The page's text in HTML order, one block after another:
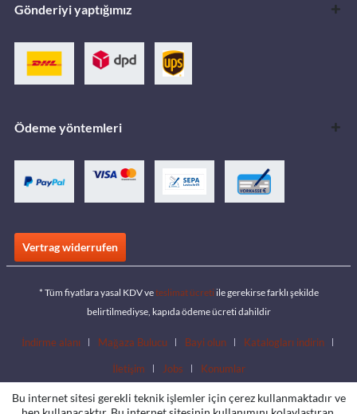
Gönderiyi yaptığımız
Ödeme yöntemleri
Vertrag widerrufen
* Tüm fiyatlara yasal KDV veteslimat ücreti ile gerekirse farklı şekilde
belirtilmediyse, kapıda ödeme ücreti dahildir
İndirme alanı Mağaza Bulucu Bayi olun Katalogları indirin
İletişim Jobs Konumlar
Bu internet sitesi gerekli teknik işlemler için çerez kullanmaktadır ve